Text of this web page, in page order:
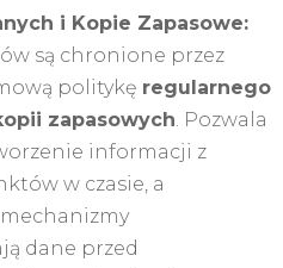
i Kopie Zapasowe:
są chronione przez
politykę regularnego
zapasowych. Pozwala
informacji z
w czasie, a
dane przed